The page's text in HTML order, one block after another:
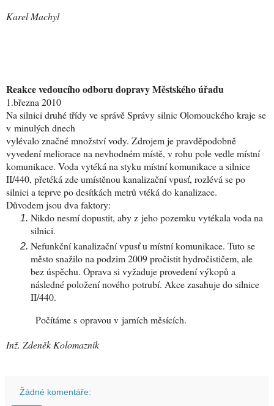
Karel Machyl
Reakce vedoucího odboru dopravy Městského úřadu
1.března 2010
Na silnici druhé třídy ve správě Správy silnic Olomouckého kraje se
v minulých dnech
vylévalo značné množství vody. Zdrojem je pravděpodobně
vyvedení meliorace na nevhodném místě, v rohu pole vedle místní
komunikace. Voda vytéká na styku místní komunikace a silnice
II/440, přetéká zde umístěnou kanalizační vpusť, rozlévá se po
silnici a teprve po desítkách metrů vtéká do kanalizace.
Důvodem jsou dva faktory:
Nikdo nesmí dopustit, aby z jeho pozemku vytékala voda na
silnici.
Nefunkční kanalizační vpusť u místní komunikace. Tuto se
město snažilo na podzim 2009 pročistit hydročističem, ale
bez úspěchu. Oprava si vyžaduje provedení výkopů a
následné položení nového potrubí. Akce zasahuje do silnice
II/440.
Počítáme s opravou v jarních měsících.
Inž. Zdeněk Kolomazník
Žádné komentáře: